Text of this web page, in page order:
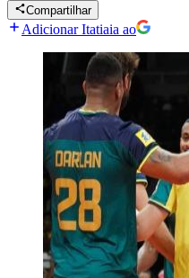
Compartilhar
Adicionar Itatiaia ao